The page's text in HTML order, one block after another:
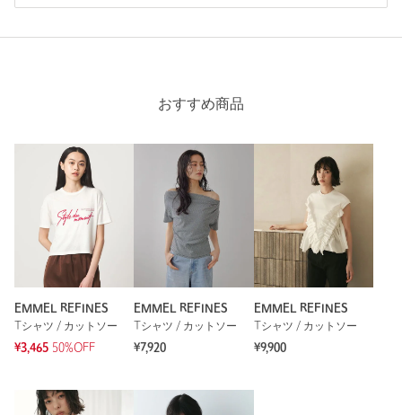
身長：163cm
※レビューは、個人の主観による感想・体感によるもので、商品の効果や性
能を保証するものではありません。
もっと見る
おすすめ商品
EMMEL REFINES
Tシャツ / カットソー
¥3,465 50%OFF
EMMEL REFINES
Tシャツ / カットソー
¥7,920
EMMEL REFINES
Tシャツ / カットソー
¥9,900